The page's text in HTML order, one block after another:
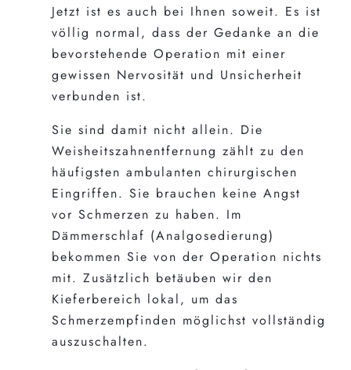
Jetzt ist es auch bei Ihnen soweit. Es ist
völlig normal, dass der Gedanke an die
bevorstehende Operation mit einer
gewissen Nervosität und Unsicherheit
verbunden ist.
Sie sind damit nicht allein. Die
Weisheitszahnentfernung zählt zu den
häufigsten ambulanten chirurgischen
Eingriffen. Sie brauchen keine Angst
vor Schmerzen zu haben. Im
Dämmerschlaf (Analgosedierung)
bekommen Sie von der Operation nichts
mit. Zusätzlich betäuben wir den
Kieferbereich lokal, um das
Schmerzempfinden möglichst vollständig
auszuschalten.